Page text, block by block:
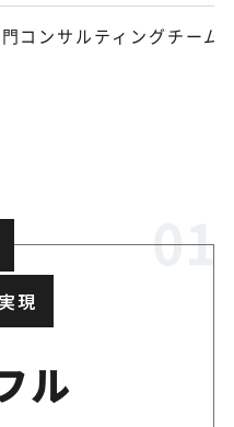
コンサルティングチーム
センス選定から導入後の
ンストップで対応
援
現
ル